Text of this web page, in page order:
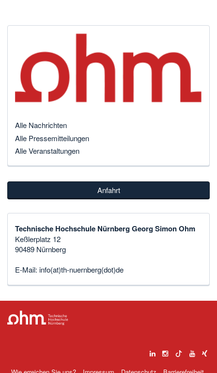
Alle Nachrichten
Alle Pressemitteilungen
Alle Veranstaltungen
Anfahrt
Technische Hochschule Nürnberg Georg Simon Ohm
Keßlerplatz 12
90489 Nürnberg
E-Mail: info(at)th-nuernberg(dot)de